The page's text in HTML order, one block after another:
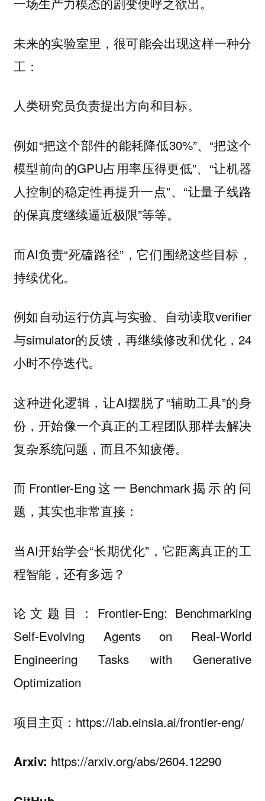
未来的实验室里，很可能会出现这样一种分
工：
人类研究员负责提出方向和目标。
例如“把这个部件的能耗降低30%”、“把这个
模型前向的GPU占用率压得更低”、“让机器
人控制的稳定性再提升一点”、“让量子线路
的保真度继续逼近极限”等等。
而AI负责“死磕路径”，它们围绕这些目标，
持续优化。
例如自动运行仿真与实验、自动读取verifier
与simulator的反馈，再继续修改和优化，24
小时不停迭代。
这种进化逻辑，让AI摆脱了“辅助工具”的身
份，开始像一个真正的工程团队那样去解决
复杂系统问题，而且不知疲倦。
而Frontier-Eng这一Benchmark揭示的问
题，其实也非常直接：
当AI开始学会“长期优化”，它距离真正的工
程智能，还有多远？
论文题目： Frontier-Eng: Benchmarking
Self-Evolving Agents on Real-World
Engineering Tasks with Generative
Optimization
项目主页： https://lab.einsia.ai/frontier-eng/
Arxiv: https://arxiv.org/abs/2604.12290